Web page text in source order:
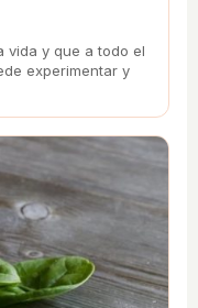
vida y que a todo el
experimentar y